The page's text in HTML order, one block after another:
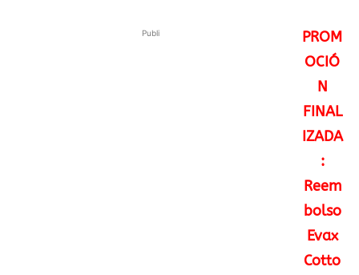
Publi
PROM
OCIÓ
N
FINAL
IZADA
:
Reem
bolso
Evax
Cotto